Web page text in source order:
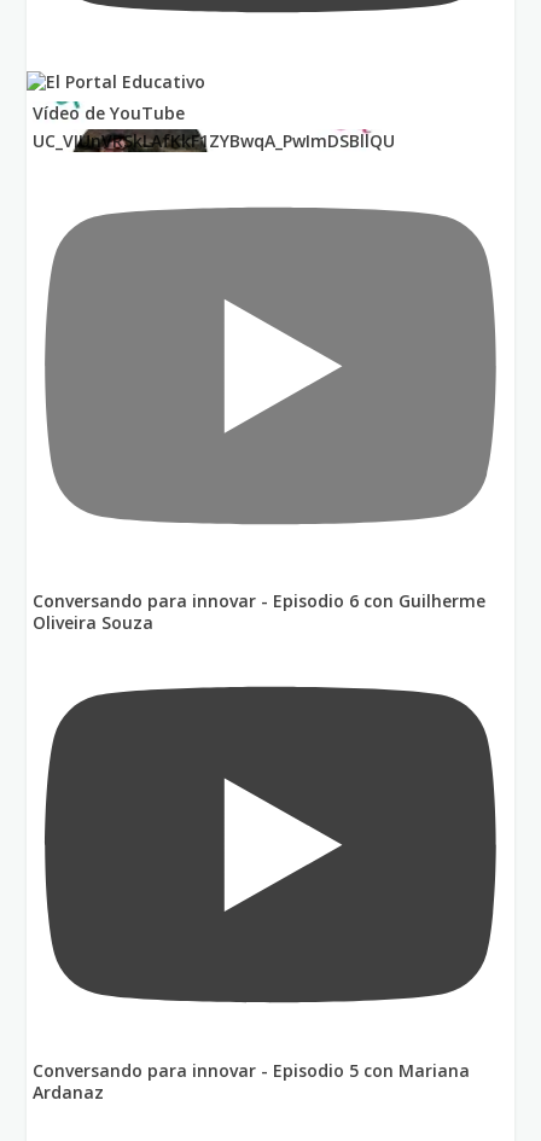
Vídeo de YouTube
UC_VIUnVRSkLAfKkF1ZYBwqA_PwImDSBllQU
Conversando para innovar - Episodio 6 con Guilherme
Oliveira Souza
Conversando para innovar - Episodio 5 con Mariana
Ardanaz